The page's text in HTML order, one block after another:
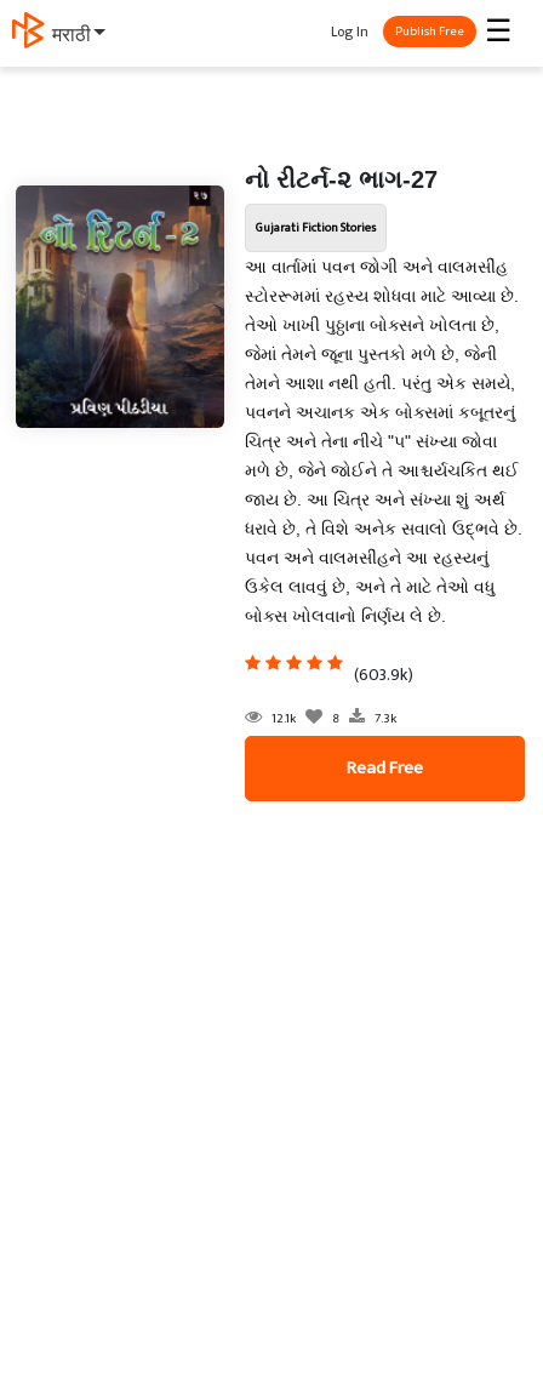
मराठी ☰
Log In Publish Free
નો રીટર્ન-૨ ભાગ-27
Gujarati Fiction Stories
આ વાર્તામાં પવન જોગી અને વાલમસીંહ
સ્ટોરરૂમમાં રહસ્ય શોધવા માટે આવ્યા છે.
તેઓ ખાખી પુઠ્ઠાના બોક્સને ખોલતા છે,
જેમાં તેમને જૂના પુસ્તકો મળે છે, જેની
તેમને આશા નથી હતી. પરંતુ એક સમયે,
પવનને અચાનક એક બોક્સમાં કબૂતરનું
ચિત્ર અને તેના નીચે "૫" સંખ્યા જોવા
મળે છે, જેને જોઈને તે આશ્ચર્યચકિત થઈ
જાય છે. આ ચિત્ર અને સંખ્યા શું અર્થ
ધરાવે છે, તે વિશે અનેક સવાલો ઉદ્ભવે છે.
પવન અને વાલમસીંહને આ રહસ્યનું
ઉકેલ લાવવું છે, અને તે માટે તેઓ વધુ
બોક્સ ખોલવાનો નિર્ણય લે છે.
(603.9k)
12.1k 8 7.3k
Read Free